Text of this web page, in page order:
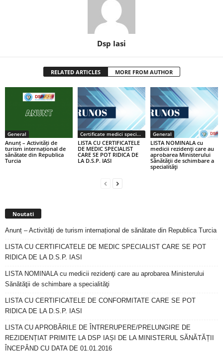
Dsp Iasi
RELATED ARTICLES MORE FROM AUTHOR
General
Anunț – Activități de
turism internațional de
sănătate din Republica
Turcia
Certificate medici specialiști / primari
LISTA CU CERTIFICATELE
DE MEDIC SPECIALIST
CARE SE POT RIDICA DE
LA D.S.P. IASI
General
LISTA NOMINALA cu
medicii rezidenţi care au
aprobarea Ministerului
Sănătăţii de schimbare a
specialităţi
Noutati
Anunț – Activități de turism internațional de sănătate din Republica Turcia
LISTA CU CERTIFICATELE DE MEDIC SPECIALIST CARE SE POT
RIDICA DE LA D.S.P. IASI
LISTA NOMINALA cu medicii rezidenţi care au aprobarea Ministerului
Sănătăţii de schimbare a specialităţi
LISTA CU CERTIFICATELE DE CONFORMITATE CARE SE POT
RIDICA DE LA D.S.P. IASI
LISTA CU APROBĂRILE DE ÎNTRERUPERE/PRELUNGIRE DE
REZIDENȚIAT PRIMITE LA DSP IAȘI DE LA MINISTERUL SĂNĂTĂȚII
ÎNCEPÂND CU DATA DE 01.01.2016